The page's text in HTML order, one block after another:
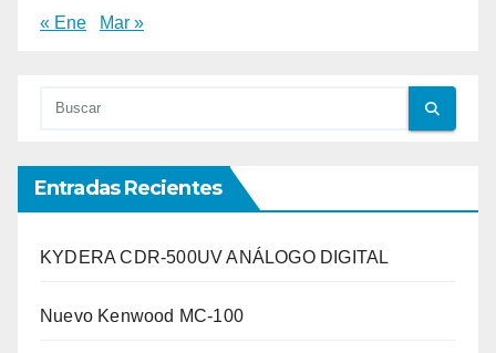
« Ene Mar »
Entradas Recientes
KYDERA CDR-500UV ANÁLOGO DIGITAL
Nuevo Kenwood MC-100